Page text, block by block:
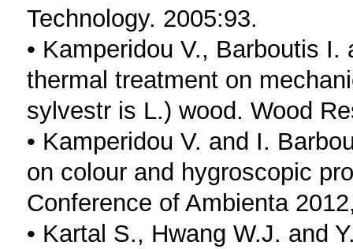
Technology. 2005:93.
• Kamperidou V., Barboutis
thermal treatment on
sylvestr is L.) wood. Wood
• Kamperidou V. and I.
on colour and hygroscopic
Conference of Ambienta
• Kartal S., Hwang W.J. and